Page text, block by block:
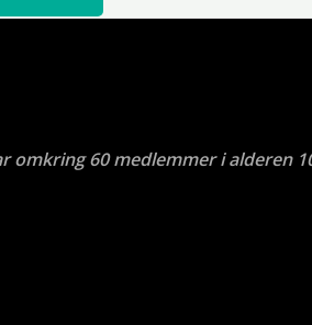
omkring 60 medlemmer i alderen